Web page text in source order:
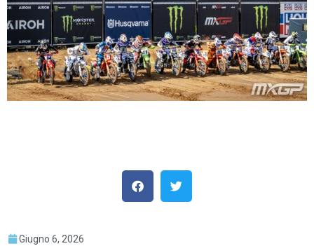
Giugno 6, 2026